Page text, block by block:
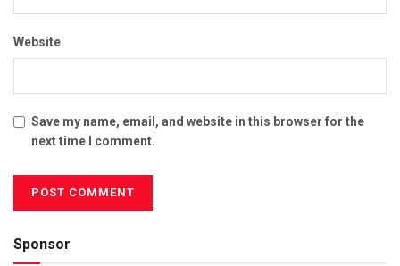
Website
Save my name, email, and website in this browser for the
next time I comment.
Sponsor